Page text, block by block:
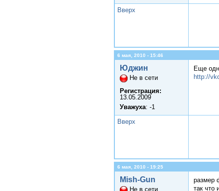
Вверх
6 мая, 2010 - 15:46
Юджин
Не в сети
Регистрация:
13.05.2009
Уважуха: -1
Еще
http://
Вверх
6 мая, 2010 - 19:25
Mish-Gun
Не в сети
размер
так что